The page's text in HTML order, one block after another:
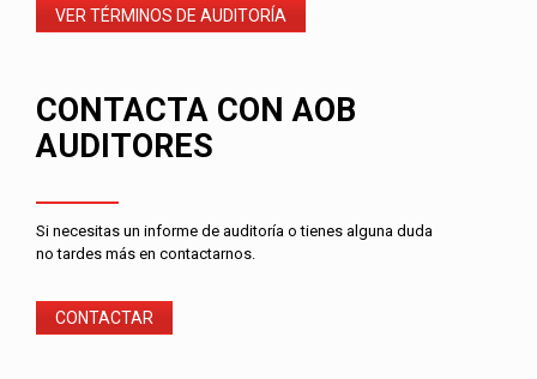
VER TÉRMINOS DE AUDITORÍA
CONTACTA CON AOB
AUDITORES
Si necesitas un informe de auditoría o tienes alguna duda
no tardes más en contactarnos.
CONTACTAR